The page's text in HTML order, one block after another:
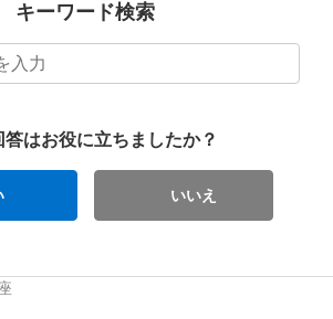
キーワード検索
答はお役に立ちましたか？
いいえ